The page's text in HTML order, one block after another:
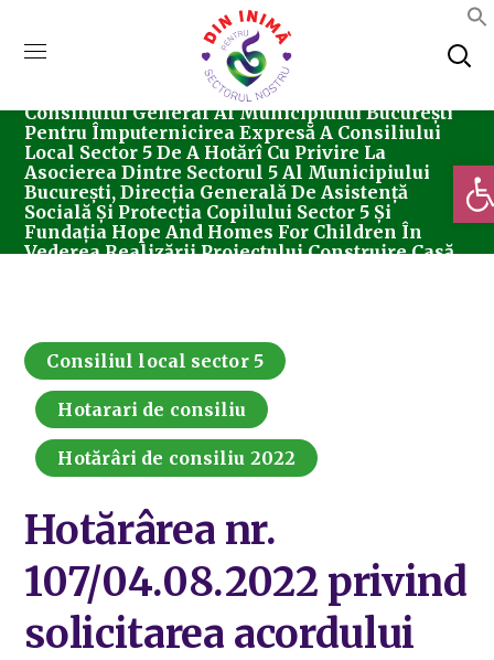
Consiliul Local Sector 5
Nr. 107/04.08.2022 Privind Solicitarea Acordului
Consiliului General Al Municipiului București
Pentru Împuternicirea Expresă A Consiliului
Local Sector 5 De A Hotărî Cu Privire La
Asocierea Dintre Sectorul 5 Al Municipiului
București, Direcția Generală De Asistență
Socială Și Protecția Copilului Sector 5 Și
Fundația Hope And Homes For Children În
Vederea Realizării Proiectului Construire Casă
Consiliul local sector 5
Hotarari de consiliu
Hotărâri de consiliu 2022
Hotărârea nr.
107/04.08.2022 privind
solicitarea acordului